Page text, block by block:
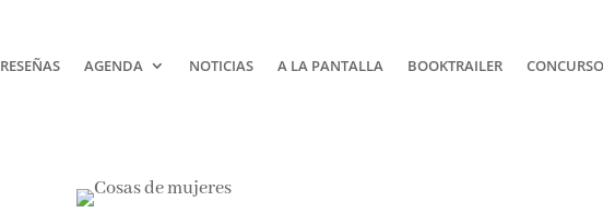
RESEÑAS AGENDA NOTICIAS A LA PANTALLA BOOKTRAILER